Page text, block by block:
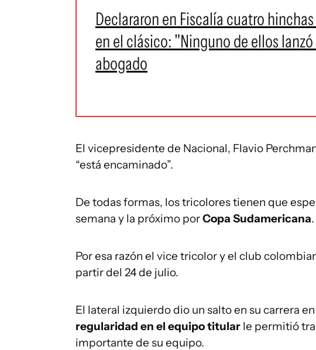
Declararon en Fiscalía cuatro
en el clásico: "Ninguno de ellos
abogado
El vicepresidente de Nacional, Flavio
“está encaminado”.
De todas formas, los tricolores tienen que
semana y la próximo porCopa Sudamericana.
Por esa razón el vice tricolor y el club
partir del 24 de julio.
El lateral izquierdo dio un salto en su carrera
regularidad en el equipo titular le permitió
importante de su equipo.